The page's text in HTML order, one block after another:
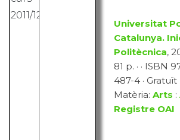
Universitat
Catalunya.
Politècnica,
81 p. · · ISBN
487-4 · Gratuït
Matèria:Arts :
Registre OAI